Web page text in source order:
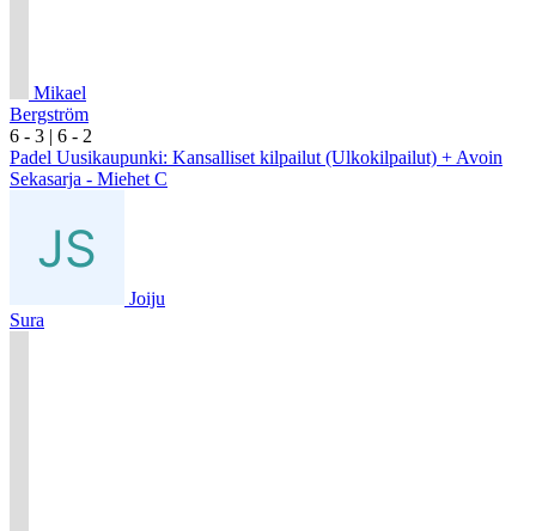
Mikael
Bergström
6 - 3 | 6 - 2
Padel Uusikaupunki: Kansalliset kilpailut (Ulkokilpailut) + Avoin
Sekasarja - Miehet C
Joiju
Sura